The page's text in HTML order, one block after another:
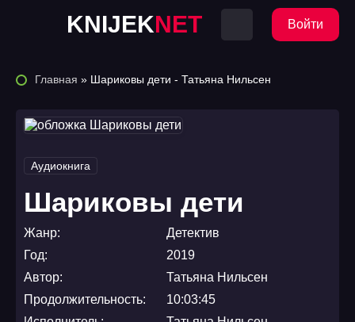
KNIJEKNET Войти
Главная » Шариковы дети - Татьяна Нильсен
Аудиокнига
Шариковы дети
Жанр:
Детектив
Год:
2019
Автор:
Татьяна Нильсен
Продолжительность:
10:03:45